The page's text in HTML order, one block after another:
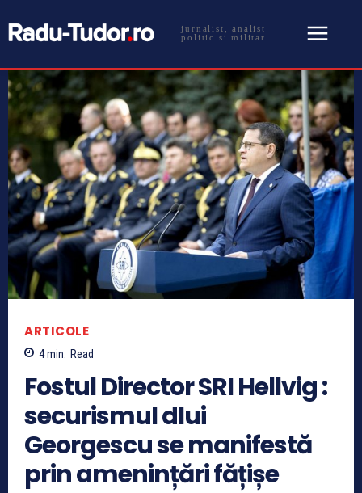
jurnalist, analist
politic si militar
ARTICOLE
4min. Read
Fostul Director SRI Hellvig :
securismul dlui
Georgescu se manifestă
prin amenințări fățișe